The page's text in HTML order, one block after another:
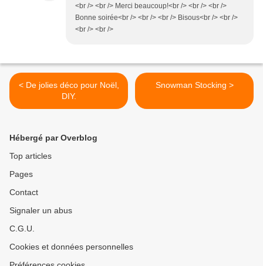
<br /> <br /> Merci beaucoup!<br /> <br /> <br />
Bonne soirée<br /> <br /> <br /> Bisous<br /> <br />
<br /> <br />
< De jolies déco pour Noël,
DIY.
Snowman Stocking >
Hébergé par Overblog
Top articles
Pages
Contact
Signaler un abus
C.G.U.
Cookies et données personnelles